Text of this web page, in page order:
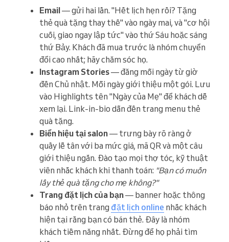
Email— gửi hai lần. "Hết lịch hẹn rồi? Tặng
thẻ quà tặng thay thế" vào ngày mai, và "cơ hội
cuối, giao ngay lập tức" vào thứ Sáu hoặc sáng
thứ Bảy. Khách đã mua trước là nhóm chuyển
đổi cao nhất; hãy chăm sóc họ.
Instagram Stories— đăng mỗi ngày từ giờ
đến Chủ nhật. Mỗi ngày giới thiệu một gói. Lưu
vào Highlights tên "Ngày của Mẹ" để khách dễ
xem lại. Link-in-bio dẫn đến trang menu thẻ
quà tặng.
Biển hiệu tại salon— trưng bày rõ ràng ở
quầy lễ tân với ba mức giá, mã QR và một câu
giới thiệu ngắn. Đào tạo mọi thợ tóc, kỹ thuật
viên nhắc khách khi thanh toán: "Bạn có muốn
lấy thẻ quà tặng cho mẹ không?"
Trang đặt lịch của bạn— banner hoặc thông
báo nhỏ trên trang đặt lịch online nhắc khách
hiện tại rằng bạn có bán thẻ. Đây là nhóm
khách tiềm năng nhất. Đừng để họ phải tìm